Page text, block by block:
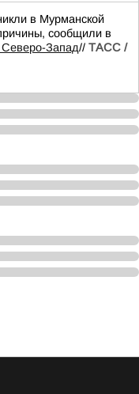
в Мурманской
сообщили в
Запад// ТАСС /